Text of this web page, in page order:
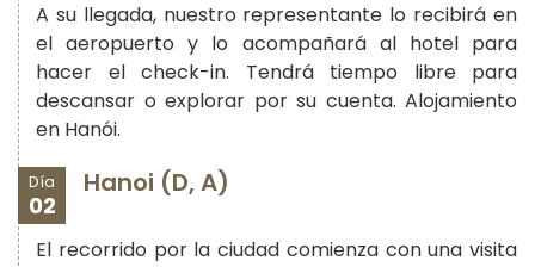
A su llegada, nuestro representante lo recibirá en
el aeropuerto y lo acompañará al hotel para
hacer el check-in. Tendrá tiempo libre para
descansar o explorar por su cuenta. Alojamiento
en Hanói.
Día
02
Hanoi (D, A)
El recorrido por la ciudad comienza con una visita